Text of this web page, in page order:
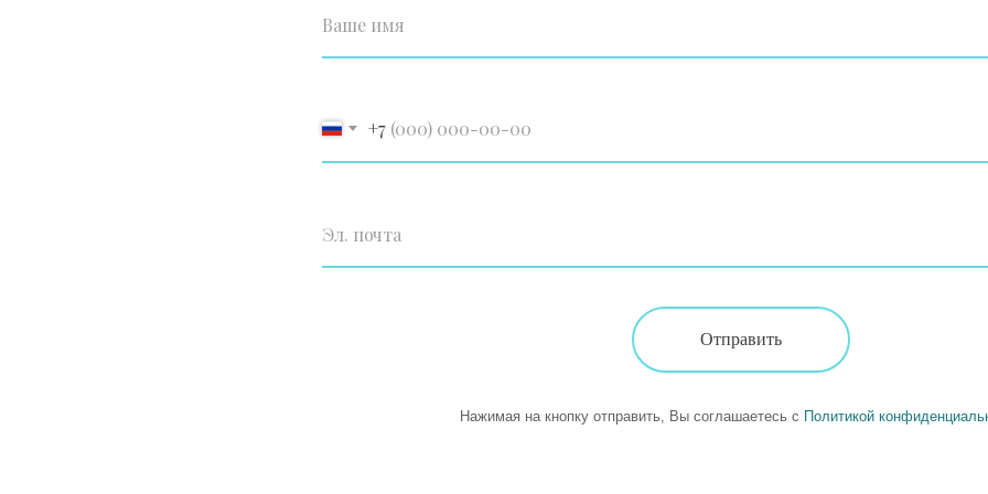
Ваше имя
+7
Эл. почта
Отправить
Нажимая на кнопку отправить, Вы соглашаетесь с Политикой